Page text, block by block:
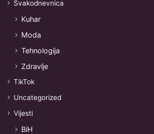
Svakodnevnica
Kuhar
Moda
Tehnologija
Zdravlje
TikTok
Uncategorized
Vijesti
BiH